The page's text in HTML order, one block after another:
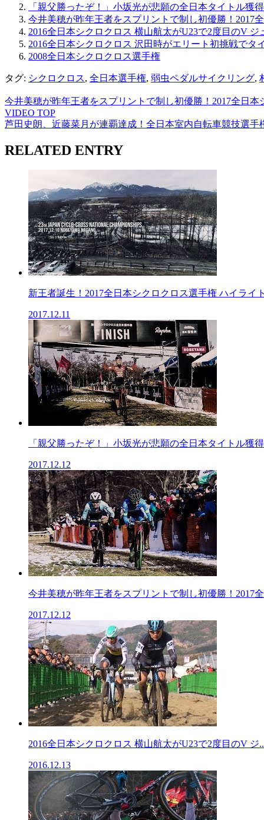
「親父勝ったぞ！」小坂光が悲願の全日本タイトル獲
今井美穂が昨年王者をスプリントで制し初優勝！2017
2016全日本シクロクロス 横山航太がU23で2度目のV ジ
2016全日本シクロクロス 沢田時がエリート初挑戦でタ
2008全日本シクロクロス選手権
タグ: シクロクロス, 全日本選手権, 弱虫ペダルサイクリング,
今井美穂が昨年王者をスプリントで制し初優勝！2017全日本
VIDEO TOP
芦田史朗、近藤菜月が連覇達成！全日本室内自転車競技選手
RELATED ENTRY
新王者誕生！2017全日本シクロクロス選手権 ハイライ
2017.12.11
「親父勝ったぞ！」小坂光が悲願の全日本タイトル獲
2017.12.12
今井美穂が昨年王者をスプリントで制し初優勝！2017
2017.12.12
2016全日本シクロクロス 横山航太がU23で2度目のV ジ
2016.12.13